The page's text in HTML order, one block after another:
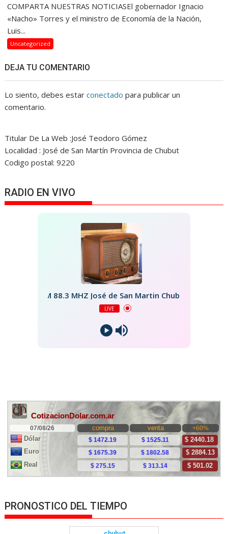
COMPARTA NUESTRAS NOTICIASEl gobernador Ignacio
«Nacho» Torres y el ministro de Economía de la Nación,
Luis...
Uncategorized
DEJA TU COMENTARIO
Lo siento, debes estarconectado para publicar un
comentario.
Titular De La Web :José Teodoro Gómez
Localidad : José de San Martín Provincia de Chubut
Codigo postal: 9220
RADIO EN VIVO
FM 88.3 MHZ José de San Martin Chubut
LIVE
PRONOSTICO DEL TIEMPO